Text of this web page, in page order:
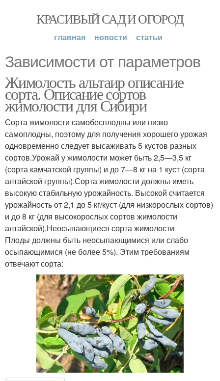
КРАСИВЫЙ САД И ОГОРОД
главная новости статьи
Зависимости от параметров
Жимолость альтаир описание
сорта. Описание сортов
жимолости для Сибири
Сорта жимолости самобесплодны или низко
самоплодны, поэтому для получения хорошего урожая
одно­временно следует высаживать 5 кустов разных
сортов.Уро­жай у жимолости может быть 2,5—3,5 кг
(сорта камчатской группы) и до 7—8 кг на 1 куст (сорта
алтайской группы).Сорта жимолости должны иметь
высокую стабильную урожайность. Высокой считается
урожайность от 2,1 до 5 кг/куст (для низкорослых сортов)
и до 8 кг (для высокорослых сортов жимолости
алтайской).Неосыпающиеся сорта жимолости
Плоды должны быть неосыпающимися или слабо
осыпающимися (не более 5%). Этим требованиям
отвечают сорта: